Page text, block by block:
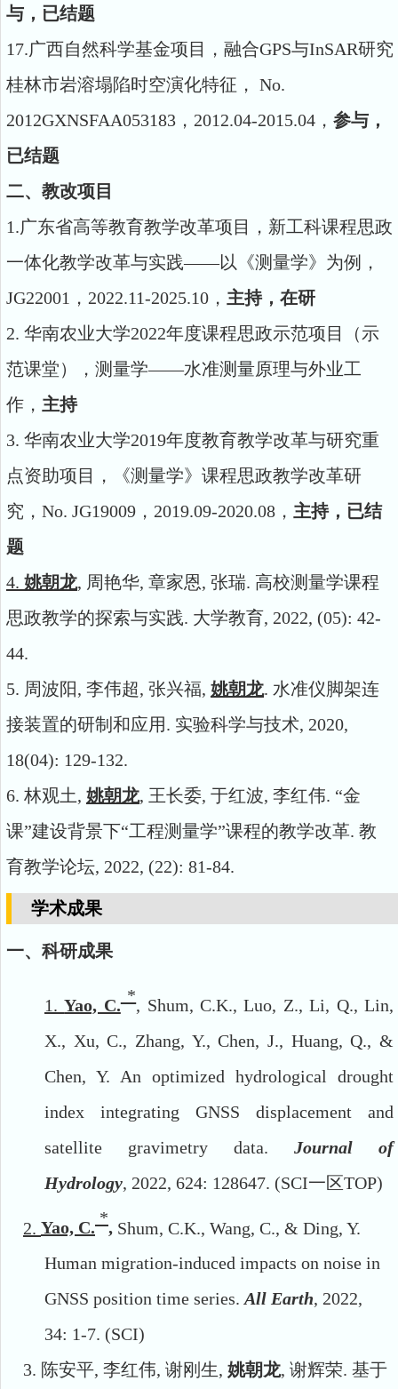
与，已结题
17.广西自然科学基金项目，融合GPS与InSAR研究
桂林市岩溶塌陷时空演化特征， No.
2012GXNSFAA053183 ， 2012.04-2015.04 ， 参与，
已结题
二、教改项目
1.广东省高等教育教学改革项目，新工科课程思政
一体化教学改革与实践——以《测量学》为例，
JG22001 ， 2022.11-2025.10 ， 主持， 在研
2. 华南农业大学2022年度课程思政示范项目（示
范课堂），测量学——水准测量原理与外业工
作 ， 主持
3. 华南农业大学2019年度教育教学改革与研究重
点资助项目，《测量学》课程思政教学改革研
究， No. JG19009 ， 2019.09-2020.08 ， 主持， 已结
题
4. 姚朝龙, 周艳华, 章家恩, 张瑞. 高校测量学课程
思政教学的探索与实践. 大学教育, 2022, (05): 42-
44.
5. 周波阳, 李伟超, 张兴福, 姚朝龙. 水准仪脚架连
接装置的研制和应用. 实验科学与技术, 2020,
18(04): 129-132.
6. 林观土, 姚朝龙, 王长委, 于红波, 李红伟. “金
课”建设背景下“工程测量学”课程的教学改革. 教
育教学论坛, 2022, (22): 81-84.
学术成果
一、科研成果
1.Yao, C. *, Shum, C.K., Luo, Z., Li, Q., Lin,
X., Xu, C., Zhang, Y., Chen, J., Huang, Q., &
Chen, Y. An optimized hydrological drought
index integrating GNSS displacement and
satellite gravimetry data. Journal of
Hydrology, 2022, 624: 128647. (SCI一区TOP)
2. Yao, C. *, Shum, C.K., Wang, C., & Ding, Y.
Human migration-induced impacts on noise in
GNSS position time series. All Earth, 2022,
34: 1-7. (SCI)
3. 陈安平, 李红伟, 谢刚生, 姚朝龙, 谢辉荣. 基于